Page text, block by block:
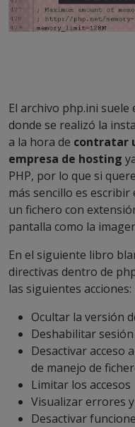
El archivo php.ini
donde se realizó la
a la hora de contratar
empresa de hosting
PHP, por lo que si
más sencillo es escribir
un fichero con
pantalla como la
En el siguiente libro
directivas dentro de
las siguientes acciones:
Ocultar la versión
Deshabilitar sesión
Desactivar acceso
de manejo de
Limitar los accesos
Visualizar errores
Desactivar